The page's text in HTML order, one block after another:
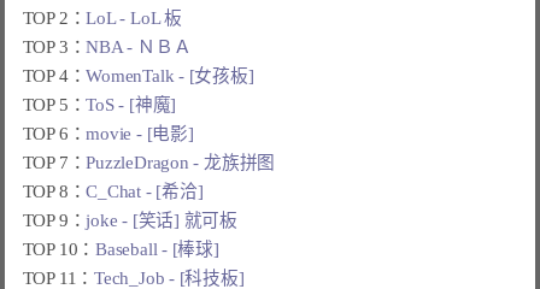
TOP 2：LoL - LoL 板
TOP 3：NBA - ＮＢＡ
TOP 4：WomenTalk - [女孩板]
TOP 5：ToS - [神魔]
TOP 6：movie - [电影]
TOP 7：PuzzleDragon - 龙族拼图
TOP 8：C_Chat - [希洽]
TOP 9：joke - [笑话] 就可板
TOP 10：Baseball - [棒球]
TOP 11：Tech_Job - [科技板]